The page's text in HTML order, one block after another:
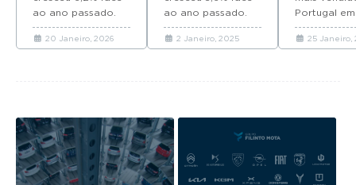
ao ano passado.
Descubra quais as
marcas que mais
20 Janeiro, 2026
ao ano passado.
Descubra quais as
marcas que mais
2 Janeiro, 2025
Portugal
as marcas
modelos
25 Janeiro,